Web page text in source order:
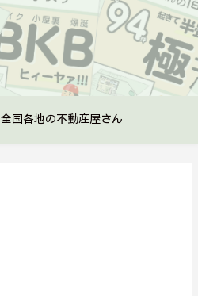
全国各地の不動産屋さん